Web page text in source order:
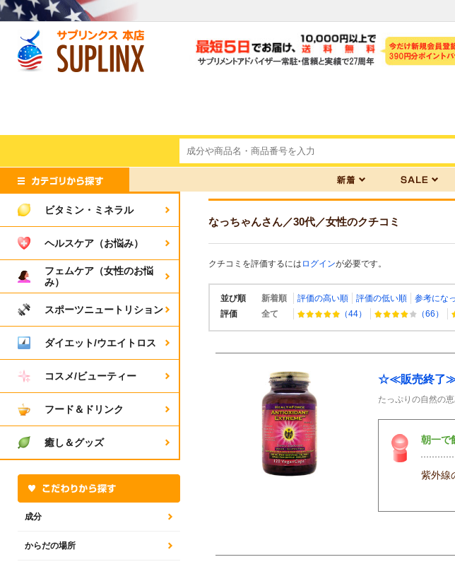
なっちゃんさん／30代／女性のクチコミ
クチコミを評価するには ログインが必要です。
並び順 新着順 評価の高い順 評価の低い順
参考にな
評価
全て （44） （66）
☆≪販売終了≫
たっぷりの自然の
朝一で
紫外線
ビタミン・ミネラル
ヘルスケア（お悩み）
フェムケア（女性のお悩
み）
スポーツニュートリション
ダイエット/ウエイトロス
コスメ/ビューティー
フード＆ドリンク
癒し＆グッズ
成分
からだの場所